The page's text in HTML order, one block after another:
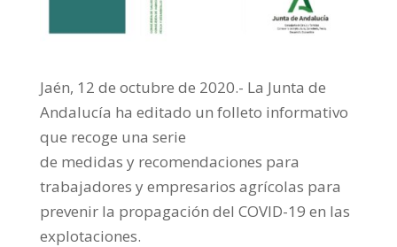
Jaén, 12 de octubre de 2020.- La Junta de
Andalucía ha editado un folleto informativo
que recoge una serie
de medidas y recomendaciones para
trabajadores y empresarios agrícolas para
prevenir la propagación del COVID-19 en las
explotaciones.